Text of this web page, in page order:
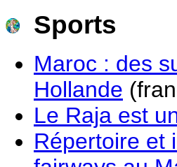
Sports
Maroc : des
Hollande
Le Raja est
Répertoire et